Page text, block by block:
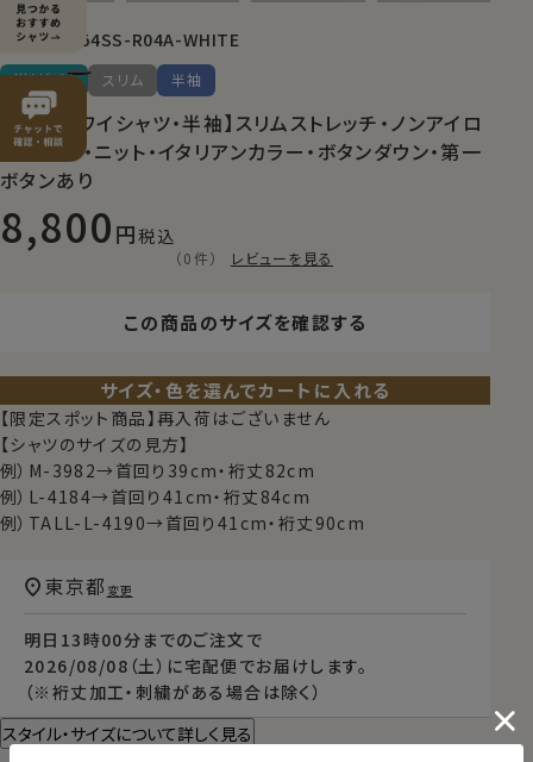
商品番号 8054SS-R04A-WHITE
送料無料 スリム 半袖
【メンズ・ワイシャツ・半袖】スリムストレッチ・ノンアイロ
ン・ドライ・ニット・イタリアンカラー・ボタンダウン・第一
ボタンあり
8,800 税込
（0件） レビューを見る
この商品のサイズを確認する
サイズ・色を選んでカートに入れる
【限定スポット商品】再入荷はございません
【シャツのサイズの見方】
例）M-3982→首回り39cm・裄丈82cm
例）L-4184→首回り41cm・裄丈84cm
例）TALL-L-4190→首回り41cm・裄丈90cm
明日 13時00分 までのご注文で
2026/08/08（土） に宅配便 でお届けします。
（※裄丈加工・刺繍がある場合は除く）
東京都 変更
スタイル・サイズについて詳しく見る